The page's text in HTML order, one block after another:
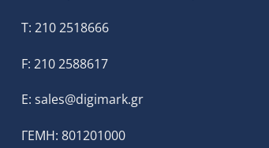
T: 210 2518666
F: 210 2588617
E: sales@digimark.gr
ΓΕΜΗ: 801201000